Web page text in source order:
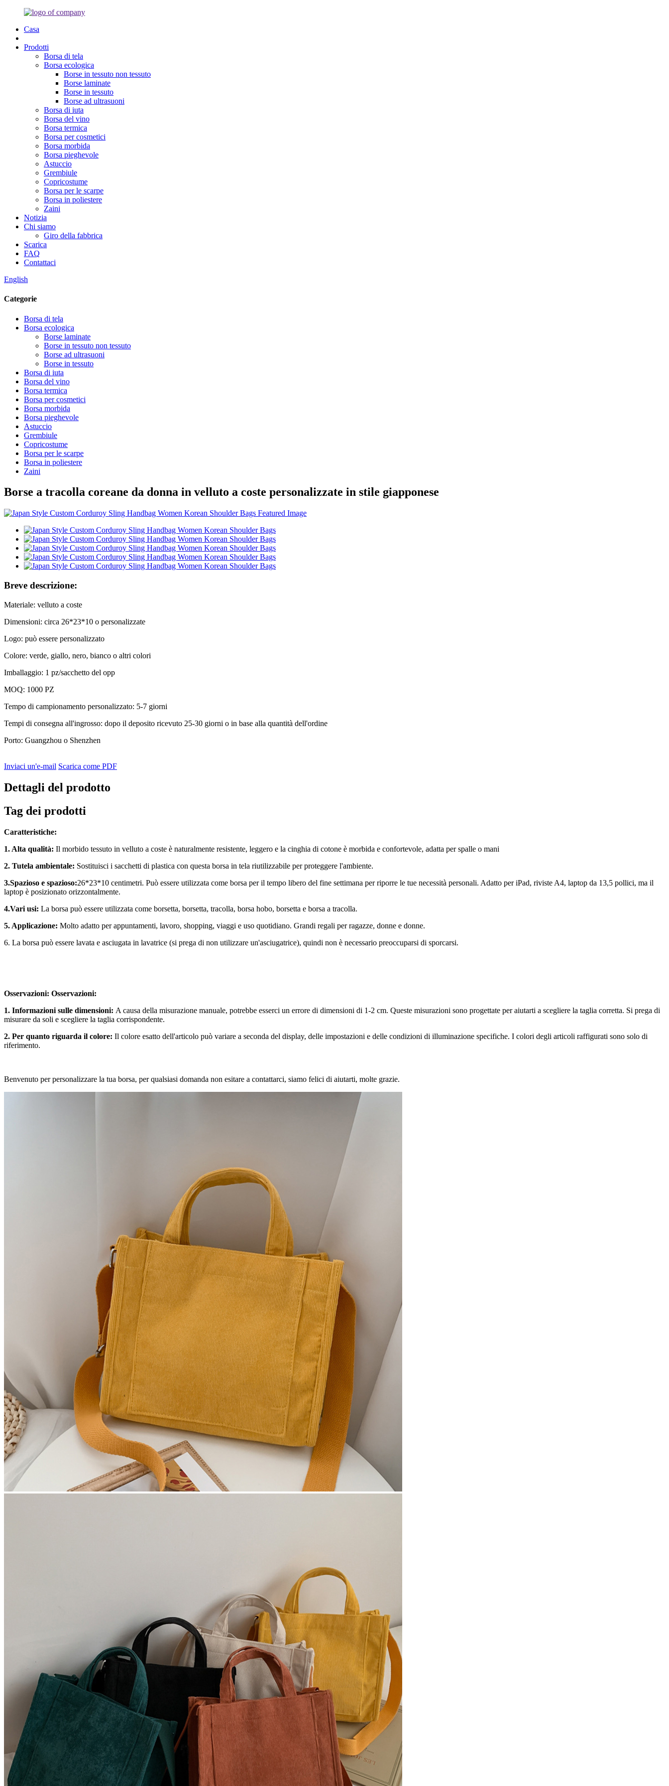
Casa
Prodotti
Borsa di tela
Borsa ecologica
Borse in tessuto non tessuto
Borse laminate
Borse in tessuto
Borse ad ultrasuoni
Borsa di iuta
Borsa del vino
Borsa termica
Borsa per cosmetici
Borsa morbida
Borsa pieghevole
Astuccio
Grembiule
Copricostume
Borsa per le scarpe
Borsa in poliestere
Zaini
Notizia
Chi siamo
Giro della fabbrica
Scarica
FAQ
Contattaci
English
Categorie
Borsa di tela
Borsa ecologica
Borse laminate
Borse in tessuto non tessuto
Borse ad ultrasuoni
Borse in tessuto
Borsa di iuta
Borsa del vino
Borsa termica
Borsa per cosmetici
Borsa morbida
Borsa pieghevole
Astuccio
Grembiule
Copricostume
Borsa per le scarpe
Borsa in poliestere
Zaini
Borse a tracolla coreane da donna in velluto a coste personalizzate in stile giapponese
Breve descrizione:
Materiale: velluto a coste
Dimensioni: circa 26*23*10 o personalizzate
Logo: può essere personalizzato
Colore: verde, giallo, nero, bianco o altri colori
Imballaggio: 1 pz/sacchetto del opp
MOQ: 1000 PZ
Tempo di campionamento personalizzato: 5-7 giorni
Tempi di consegna all'ingrosso: dopo il deposito ricevuto 25-30 giorni o in base alla quantità dell'ordine
Porto: Guangzhou o Shenzhen
Inviaci un'e-mail Scarica come PDF
Dettagli del prodotto
Tag dei prodotti
Caratteristiche:
1. Alta qualità: Il morbido tessuto in velluto a coste è naturalmente resistente, leggero e la cinghia di cotone è morbida e confortevole, adatta per spalle o mani
2. Tutela ambientale: Sostituisci i sacchetti di plastica con questa borsa in tela riutilizzabile per proteggere l'ambiente.
3.Spazioso e spazioso:26*23*10 centimetri. Può essere utilizzata come borsa per il tempo libero del fine settimana per riporre le tue necessità personali. Adatto per iPad, riviste A4, laptop da 13,5 pollici, ma il
laptop è posizionato orizzontalmente.
4.Vari usi: La borsa può essere utilizzata come borsetta, borsetta, tracolla, borsa hobo, borsetta e borsa a tracolla.
5. Applicazione: Molto adatto per appuntamenti, lavoro, shopping, viaggi e uso quotidiano. Grandi regali per ragazze, donne e donne.
6. La borsa può essere lavata e asciugata in lavatrice (si prega di non utilizzare un'asciugatrice), quindi non è necessario preoccuparsi di sporcarsi.
Osservazioni: Osservazioni:
1. Informazioni sulle dimensioni: A causa della misurazione manuale, potrebbe esserci un errore di dimensioni di 1-2 cm. Queste misurazioni sono progettate per aiutarti a scegliere la taglia corretta. Si prega di
misurare da soli e scegliere la taglia corrispondente.
2. Per quanto riguarda il colore: Il colore esatto dell'articolo può variare a seconda del display, delle impostazioni e delle condizioni di illuminazione specifiche. I colori degli articoli raffigurati sono solo di
riferimento.
Benvenuto per personalizzare la tua borsa, per qualsiasi domanda non esitare a contattarci, siamo felici di aiutarti, molte grazie.